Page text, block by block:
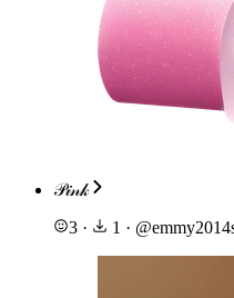
𝒫𝒾𝓃𝓀
3 · 1 · @